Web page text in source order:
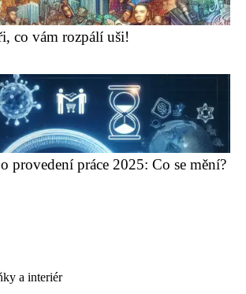
co vám rozpálí uši!
provedení práce 2025: Co se mění?
a interiér